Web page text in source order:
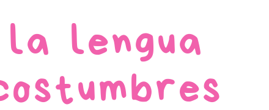
lengua